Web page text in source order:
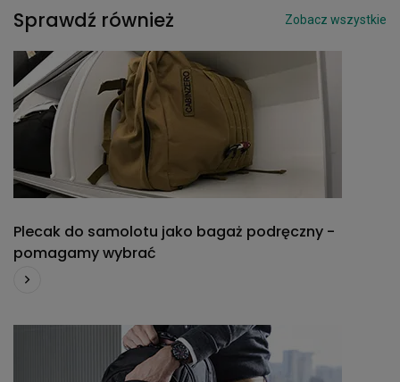
Sprawdź również Zobacz wszystkie
Plecak do samolotu jako bagaż podręczny -
pomagamy wybrać